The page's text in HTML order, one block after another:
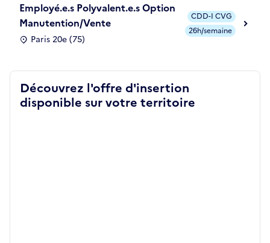
Employé.e.s Polyvalent.e.s Option
Manutention/Vente
Paris 20e (75)
CDD-I CVG
26h/semaine
Découvrez l'offre d'insertion
disponible sur votre territoire